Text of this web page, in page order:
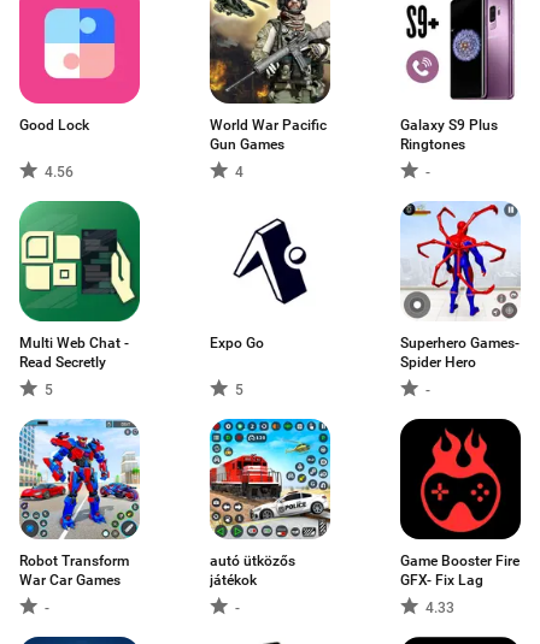
Good Lock
4.56
World War Pacific
Gun Games
4
Galaxy S9 Plus
Ringtones
-
Multi Web Chat -
Read Secretly
5
Expo Go
5
Superhero Games-
Spider Hero
-
Robot Transform
War Car Games
-
autó ütközős
játékok
-
Game Booster Fire
GFX- Fix Lag
4.33